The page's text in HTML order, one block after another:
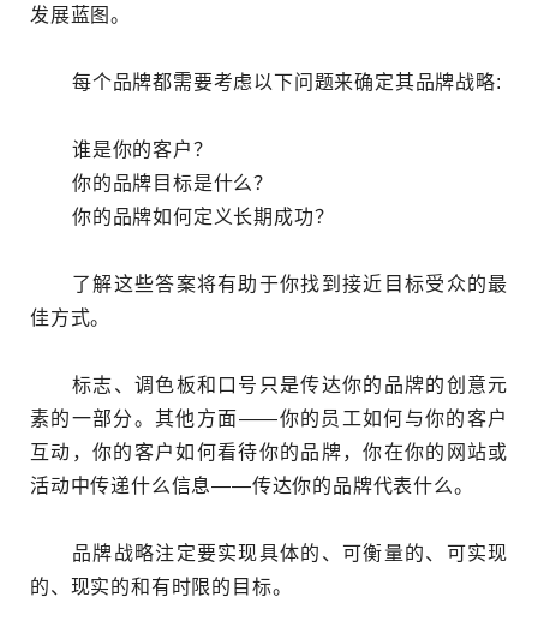
发展蓝图。
每个品牌都需要考虑以下问题来确定其品牌战略:
谁是你的客户？
你的品牌目标是什么？
你的品牌如何定义长期成功？
了解这些答案将有助于你找到接近目标受众的最
佳方式。
标志、调色板和口号只是传达你的品牌的创意元
素的一部分。其他方面——你的员工如何与你的客户
互动，你的客户如何看待你的品牌，你在你的网站或
活动中传递什么信息——传达你的品牌代表什么。
品牌战略注定要实现具体的、可衡量的、可实现
的、现实的和有时限的目标。